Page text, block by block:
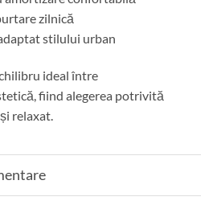
zilnică
stilului urban
ideal între
fiind alegerea potrivită
relaxat.